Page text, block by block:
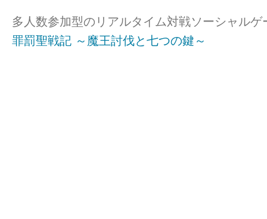
多人数参加型のリアルタイム対戦ソーシャルゲ
罪罰聖戦記 ～魔王討伐と七つの鍵～